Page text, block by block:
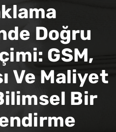
Doğru
GSM,
Ve Maliyet
Bir